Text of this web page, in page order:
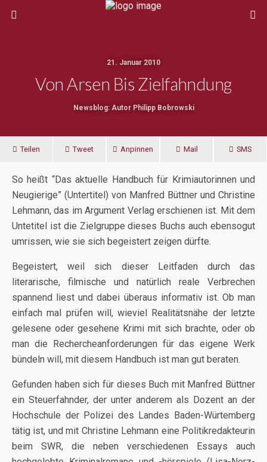
21. Januar 2010
Von Arsen Bis Zielfahndung
Newsblog: Autor Philipp Bobrowski
Teilen Tweet Anpinnen Mail SMS
So heißt “Das aktuelle Handbuch für Krimiautorinnen und
Neugierige” (Untertitel) von Manfred Büttner und Christine
Lehmann, das im Argument Verlag erschienen ist. Mit dem
Untetitel ist die Zielgruppe dieses Buchs auch ebensogut
umrissen, wie sie sich begeistert zeigen dürfte.
Begeistert, weil sich dieser Leitfaden durch das
literarische, filmische und natürlich reale Verbrechen
spannend liest und dabei überaus informativ ist. Ob man
einfach mal prüfen will, wieviel Realitätsnähe der letzte
gelesene oder gesehene Krimi mit sich brachte, oder ob
man die Rechercheanforderungen für das eigene Werk
bündeln will, mit diesem Handbuch ist man gut beraten.
Gefunden haben sich für dieses Buch mit Manfred Büttner
ein Steuerfahnder, der unter anderem als Dozent an der
Hochschule der Polizei des Landes Baden-Würtemberg
tätig ist, und mit Christine Lehmann eine Politikredakteurin
beim SWR, die neben verschiedenen Essays auch